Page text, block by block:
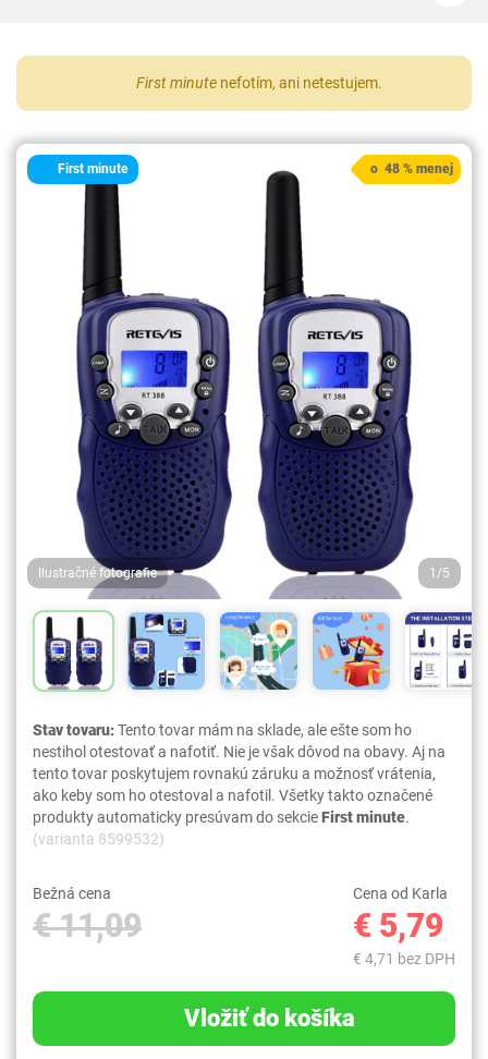
First minute nefotím, ani netestujem.
First minute
Ilustračné fotografie 1/5
o 48 % menej
Stav tovaru:Tento tovar mám na sklade, ale ešte som ho
nestihol otestovať a nafotiť. Nie je však dôvod na obavy. Aj na
tento tovar poskytujem rovnakú záruku a možnosť vrátenia,
ako keby som ho otestoval a nafotil. Všetky takto označené
produkty automaticky presúvam do sekcieFirst minute.
(varianta 8599532)
Bežná cena
€ 11,09
Cena od Karla
€ 5,79
€ 4,71 bez DPH
Vložiť do košíka